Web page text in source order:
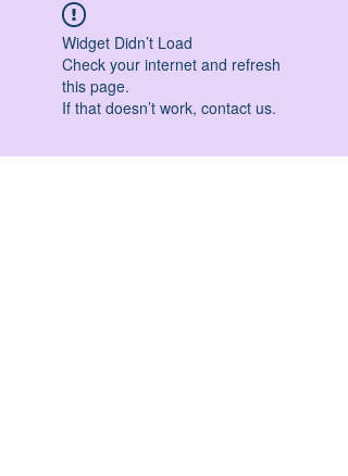
Widget Didn’t Load
Check your internet and refresh
this page.
If that doesn’t work, contact us.